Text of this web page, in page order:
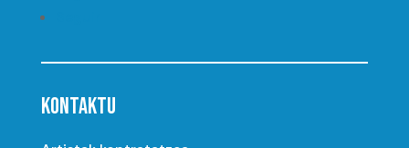
KONTAKTU